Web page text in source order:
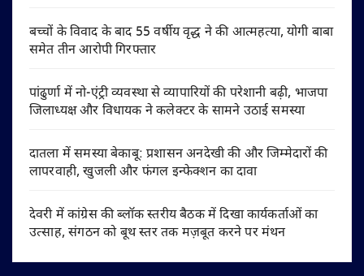
बच्चों के विवाद के बाद 55 वर्षीय वृद्ध ने की आत्महत्या, योगी बाबा
समेत तीन आरोपी गिरफ्तार
पांढुर्णा में नो-एंट्री व्यवस्था से व्यापारियों की परेशानी बढ़ी, भाजपा
जिलाध्यक्ष और विधायक ने कलेक्टर के सामने उठाई समस्या
दातला में समस्या बेकाबू: प्रशासन अनदेखी की और जिम्मेदारों की
लापरवाही, खुजली और फंगल इन्फेक्शन का दावा
देवरी में कांग्रेस की ब्लॉक स्तरीय बैठक में दिखा कार्यकर्ताओं का
उत्साह, संगठन को बूथ स्तर तक मज़बूत करने पर मंथन